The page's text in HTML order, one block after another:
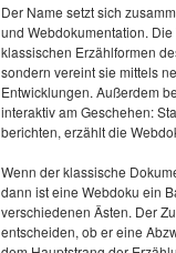
Der Name setzt sich
und Webdokumentation.
klassischen Erzählformen
sondern vereint sie mittels
Entwicklungen. Außerdem
interaktiv am Geschehen:
berichten, erzählt die
Wenn der klassische
dann ist eine Webdoku ein
verschiedenen Ästen. Der
entscheiden, ob er eine